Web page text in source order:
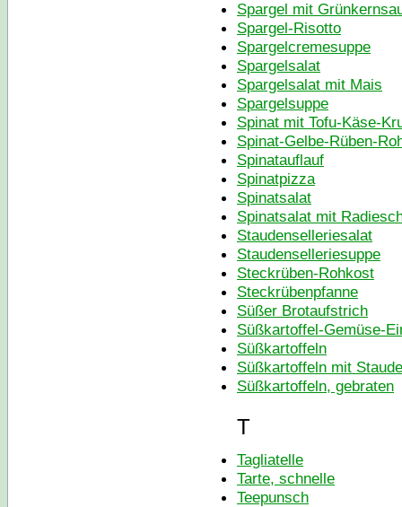
Spargel mit
Spargel-Risotto
Spargelcremesuppe
Spargelsalat
Spargelsalat mit Mais
Spargelsuppe
Spinat mit Tofu-Käse-
Spinat-Gelbe-Rüben-
Spinatauflauf
Spinatpizza
Spinatsalat
Spinatsalat mit
Staudenselleriesalat
Staudenselleriesuppe
Steckrüben-Rohkost
Steckrübenpfanne
Süßer Brotaufstrich
Süßkartoffel-Gemüse-
Süßkartoffeln
Süßkartoffeln mit
Süßkartoffeln, gebraten
T
Tagliatelle
Tarte, schnelle
Teepunsch